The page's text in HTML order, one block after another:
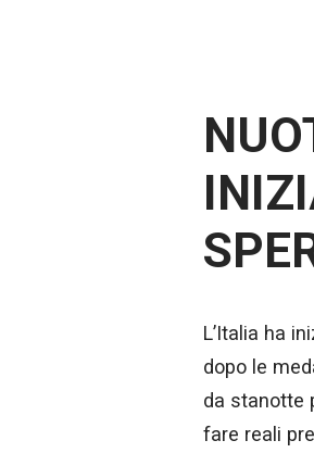
L’Italia ha
dopo le
da stanotte
fare reali